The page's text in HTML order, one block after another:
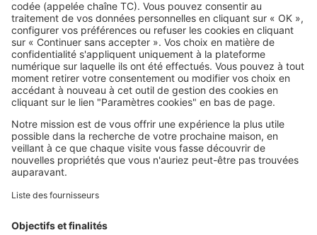
SeLoger c'est aussi
Retrouvez-nous sur ...